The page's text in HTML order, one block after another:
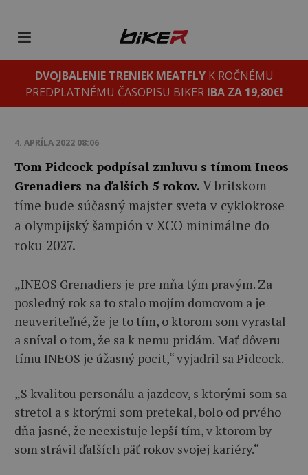
DVOJBALENIE TRENIEK MEATFLYK ROČNÉMU
PREDPLATNÉMU ČASOPISU BIKER IBA ZA 19,80€!
4. APRÍLA 2022 08:06
Tom Pidcock podpísal zmluvu s tímom Ineos
Grenadiers na ďalších 5 rokov. V britskom
tíme bude súčasný majster sveta v cyklokrose
a olympijský šampión v XCO minimálne do
roku 2027.
„INEOS Grenadiers je pre mňa tým pravým. Za
posledný rok sa to stalo mojím domovom a je
neuveriteľné, že je to tím, o ktorom som vyrastal
a sníval o tom, že sa k nemu pridám. Mať dôveru
tímu INEOS je úžasný pocit,“ vyjadril sa Pidcock.
„S kvalitou personálu a jazdcov, s ktorými som sa
stretol a s ktorými som pretekal, bolo od prvého
dňa jasné, že neexistuje lepší tím, v ktorom by
som strávil ďalších päť rokov svojej kariéry.“